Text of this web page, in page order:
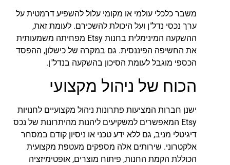
משבר כלכלי עולמי או מקומי עלול להשפיע דרמטית על
ערך נכסי נדל"ן ועל היכולת להשכירם. לעומת זאת,
ההשקעה המינימלית בחנות Etsy מפחיתה משמעותית
את החשיפה הפיננסית. גם במקרה של כישלון, ההפסד
הכספי מוגבל לעומת הסיכון בהשקעה בנדל"ן.
הכוח של ניהול מקצועי
ישנן חברות המציעות פתרונות ניהול מקצועיים לחנויות
Etsy המאפשרים למשקיעים ליהנות מהיתרונות של נכס
דיגיטלי מניב, גם ללא ידע טכני או ניסיון קודם במסחר
אלקטרוני. שירותים אלה מספקים מעטפת מקצועית
הכוללת הקמת החנות, פיתוח מוצרים, אופטימיזציה